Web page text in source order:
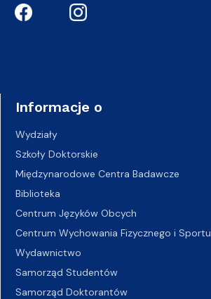
Informacje o
Wydziały
Szkoły Doktorskie
Międzynarodowe Centra Badawcze
Biblioteka
Centrum Języków Obcych
Centrum Wychowania Fizycznego i Sportu
Wydawnictwo
Samorząd Studentów
Samorząd Doktorantów